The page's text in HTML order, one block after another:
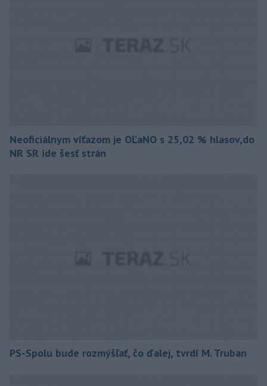
Neoficiálnym víťazom je OĽaNO s 25,02 % hlasov,do
NR SR ide šesť strán
PS-Spolu bude rozmýšľať, čo ďalej, tvrdí M. Truban